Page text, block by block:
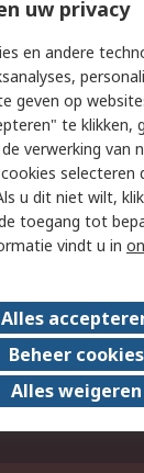
Email
Over
uw privacy
en andere
geven op
te klikken,
verwerking van
selecteren
u dit niet wilt,
toegang tot
vindt u in
Alles
Beheer cookies
Alles weigeren